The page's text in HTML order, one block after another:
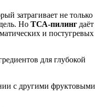
затрагивает не только
Но ТСА-пилинг даёт
и постугревых
для глубокой
с другими фруктовыми